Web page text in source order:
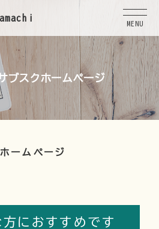
MENU
ブスクホームページ
ームページ
方におすすめです